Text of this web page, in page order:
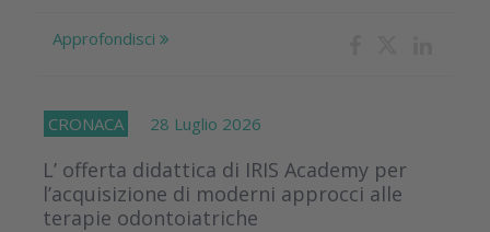
Approfondisci
CRONACA 28 Luglio 2026
L’ offerta didattica di IRIS Academy per
l’acquisizione di moderni approcci alle
terapie odontoiatriche